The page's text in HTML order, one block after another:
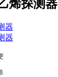
烯探测器